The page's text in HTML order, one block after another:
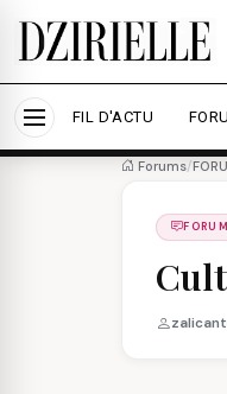
Nous utilisons
FIL D'ACTU
Forums/
zalicant